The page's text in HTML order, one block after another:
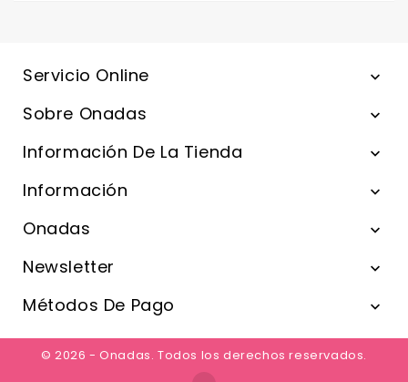
Servicio Online 
Sobre Onadas 
Información De La Tienda 
Información 
Onadas 
Newsletter 
Métodos De Pago 
© 2026 - Onadas. Todos los derechos reservados.